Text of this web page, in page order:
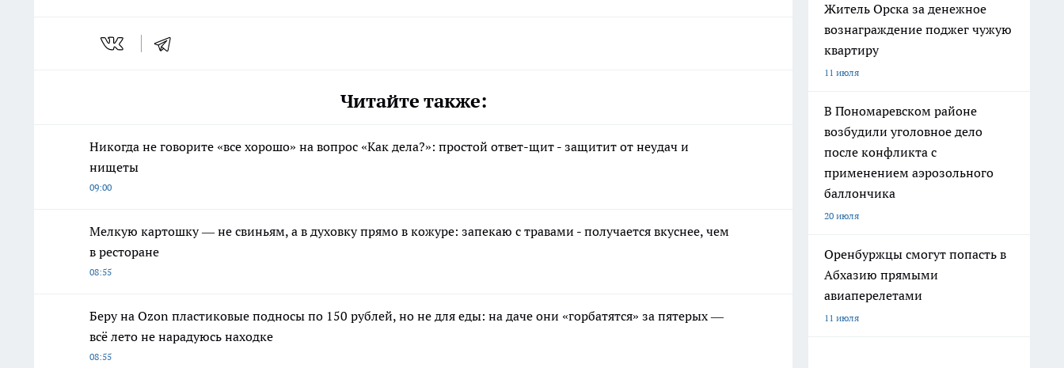
Читайте также:
Никогда не говорите «все хорошо» на вопрос «Как дела?»: простой ответ-щит - защитит от неудач и
нищеты
09:00
Мелкую картошку — не свиньям, а в духовку прямо в кожуре: запекаю с травами - получается вкуснее, чем
в ресторане
08:55
Беру на Ozon пластиковые подносы по 150 рублей, но не для еды: на даче они «горбатятся» за пятерых —
всё лето не нарадуюсь находке
08:55
Житель Орска за денежное
вознаграждение поджег чужую
квартиру
11 июля
В Пономаревском районе
возбудили уголовное дело
после конфликта с
применением аэрозольного
баллончика
20 июля
Оренбуржцы смогут попасть в
Абхазию прямыми
авиаперелетами
11 июля